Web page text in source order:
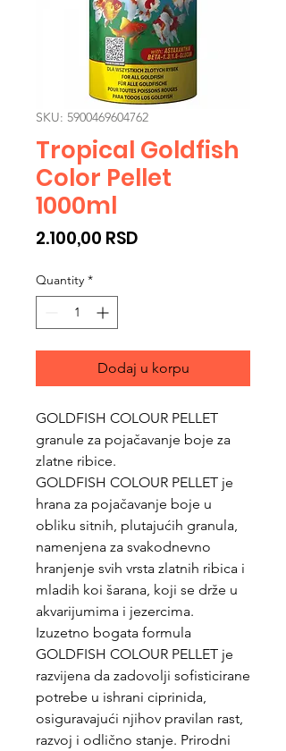
SKU: 5900469604762
Tropical Goldfish
Color Pellet
1000ml
2.100,00 RSD
Quantity *
Dodaj u korpu
GOLDFISH COLOUR PELLET
granule za pojačavanje boje za
zlatne ribice.
GOLDFISH COLOUR PELLET je
hrana za pojačavanje boje u
obliku sitnih, plutajućih granula,
namenjena za svakodnevno
hranjenje svih vrsta zlatnih ribica i
mladih koi šarana, koji se drže u
akvarijumima i jezercima.
Izuzetno bogata formula
GOLDFISH COLOUR PELLET je
razvijena da zadovolji sofisticirane
potrebe u ishrani ciprinida,
osiguravajući njihov pravilan rast,
razvoj i odlično stanje. Prirodni